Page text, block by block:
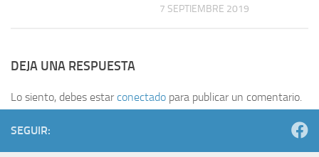
7 SEPTIEMBRE 2019
DEJA UNA RESPUESTA
Lo siento, debes estar conectado para publicar un comentario.
SEGUIR: